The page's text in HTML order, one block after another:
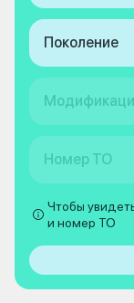
Поколение
Номер ТО
Чтобы
и номер ТО